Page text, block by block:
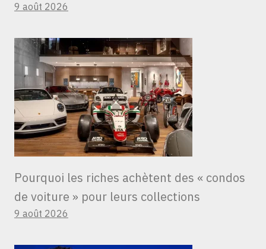
9 août 2026
Pourquoi les riches achètent des « condos
de voiture » ​​pour leurs collections
9 août 2026